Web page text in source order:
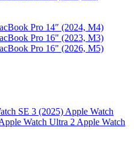
Pro 14″ (2024, M4)
Pro 16" (2023, M3)
Pro 16" (2026, M5)
SE 3 (2025) Apple Watch
Watch Ultra 2 Apple Watch